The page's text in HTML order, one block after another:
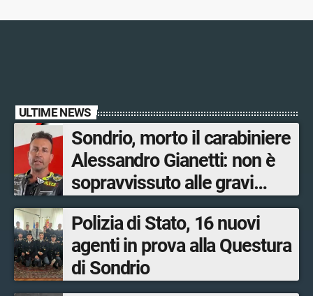
ULTIME NEWS
Sondrio, morto il carabiniere
Alessandro Gianetti: non è
sopravvissuto alle gravi
ustioni
Polizia di Stato, 16 nuovi
agenti in prova alla Questura
di Sondrio